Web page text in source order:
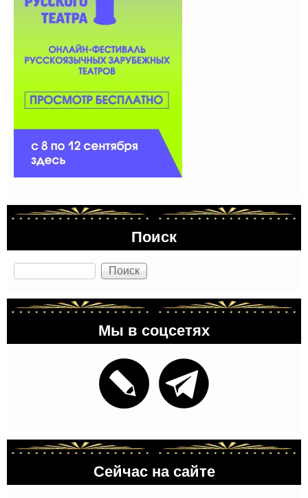
Поиск
Поиск
Мы в соцсетях
Сейчас на сайте